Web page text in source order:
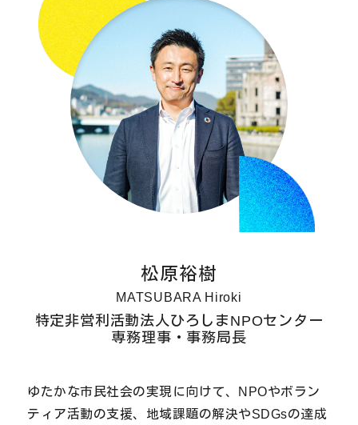
松原裕樹
MATSUBARA Hiroki
特定非営利活動法人ひろしまNPOセンター
専務理事・事務局長
ゆたかな市民社会の実現に向けて、NPOやボラン
ティア活動の支援、地域課題の解決やSDGsの達成